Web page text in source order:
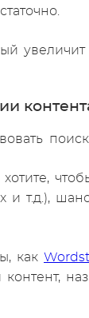
хотите,
т.д.),
как